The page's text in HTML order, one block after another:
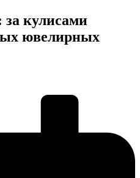
за кулисами
ювелирных